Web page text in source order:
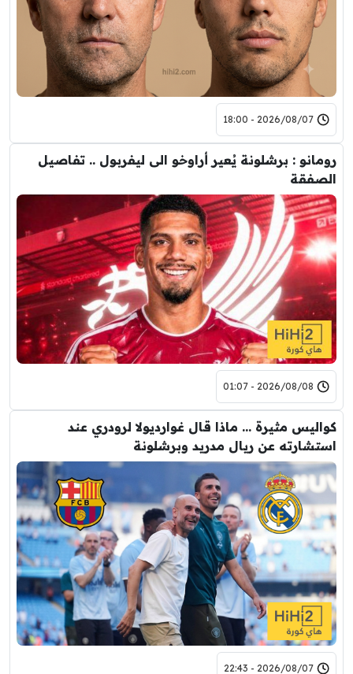
2026/08/07 - 18:00
رومانو : برشلونة يُعير أراوخو الى ليفربول .. تفاصيل
الصفقة
2026/08/08 - 01:07
كواليس مثيرة … ماذا قال غوارديولا لرودري عند
استشارته عن ريال مدريد وبرشلونة
2026/08/07 - 22:43